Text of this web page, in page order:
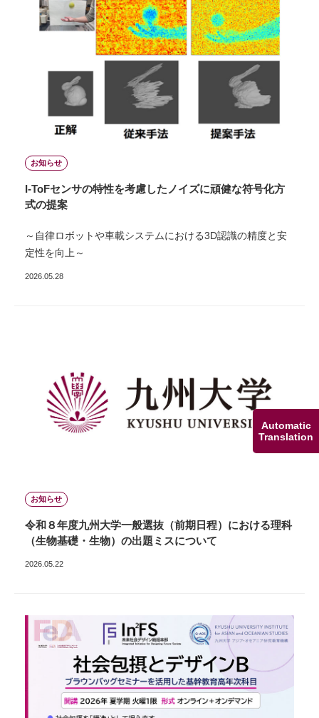
Automatic
Translation
お知らせ
I-ToFセンサの特性を考慮したノイズに頑健な符号化方
式の提案
～自律ロボットや車載システムにおける3D認識の精度と安
定性を向上～
2026.05.28
お知らせ
令和８年度九州大学一般選抜（前期日程）における理科
（生物基礎・生物）の出題ミスについて
2026.05.22